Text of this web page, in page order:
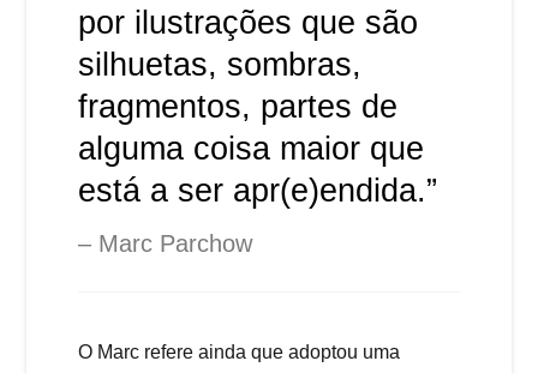
por ilustrações que são
silhuetas, sombras,
fragmentos, partes de
alguma coisa maior que
está a ser apr(e)endida.”
Marc Parchow
O Marc refere ainda que adoptou uma